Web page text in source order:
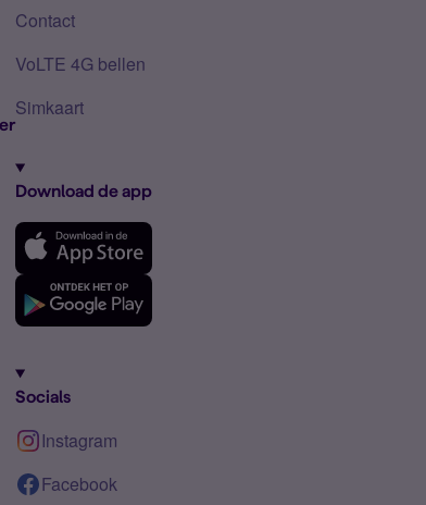
Contact
VoLTE 4G bellen
Simkaart
Download de app
Socials
Instagram
Facebook